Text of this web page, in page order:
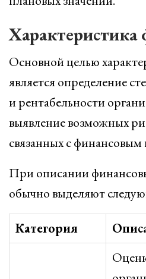
Характеристика
Основной целью
является определение
и рентабельности
выявление возможных
связанных с
При описании
обычно выделяют
Категория